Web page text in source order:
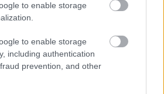
to enable storage
to enable storage
including authentication
prevention, and other